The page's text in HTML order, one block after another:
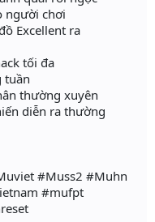
người chơi
Excellent ra
tối đa
tuần
thường xuyên
diễn ra thường
#Muss2 #Muhn
#mufpt